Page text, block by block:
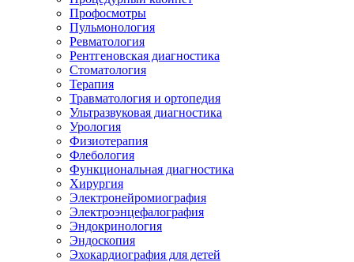
Профосмотры
Пульмонология
Ревматология
Рентгеновская диагностика
Стоматология
Терапия
Травматология и ортопедия
Ультразвуковая диагностика
Урология
Физиотерапия
Флебология
Функциональная диагностика
Хирургия
Электронейромиография
Электроэнцефалография
Эндокринология
Эндоскопия
Эхокардиография для детей